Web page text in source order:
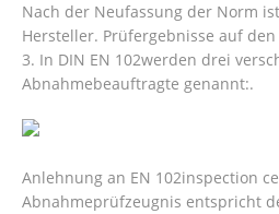
Nach der Neufassung der Norm
Hersteller. Prüfergebnisse auf
3. In DIN EN 102werden drei
Abnahmebeauftragte genannt:.
Anlehnung an EN 102inspection
Abnahmeprüfzeugnis entspricht